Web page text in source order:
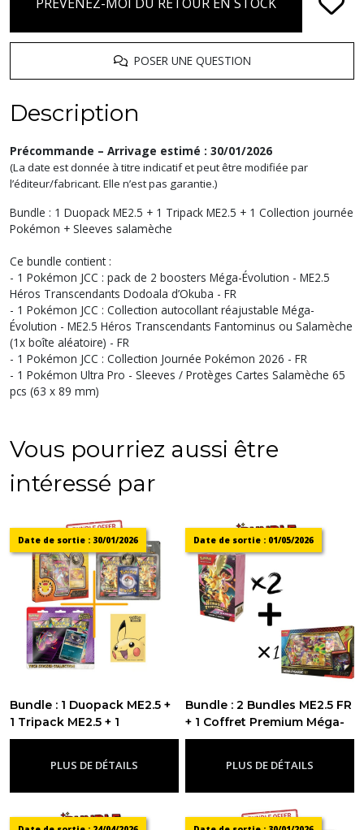
POSER UNE QUESTION
Description
Précommande – Arrivage estimé : 30/01/2026
(La date est donnée à titre indicatif et peut être modifiée par
l’éditeur/fabricant. Elle n’est pas garantie.)
Bundle : 1 Duopack ME2.5 + 1 Tripack ME2.5 + 1 Collection journée
Pokémon + Sleeves salamèche
Ce bundle contient :
- 1 Pokémon JCC : pack de 2 boosters Méga-Évolution - ME2.5
Héros Transcendants Dodoala d’Okuba - FR
- 1 Pokémon JCC : Collection autocollant réajustable Méga-
Évolution - ME2.5 Héros Transcendants Fantominus ou Salamèche
(1x boîte aléatoire) - FR
- 1 Pokémon JCC : Collection Journée Pokémon 2026 - FR
- 1 Pokémon Ultra Pro - Sleeves / Protèges Cartes Salamèche 65
pcs (63 x 89 mm)
Vous pourriez aussi être
intéressé par
Date de sortie : 30/01/2026
Bundle : 1 Duopack ME2.5 +
1 Tripack ME2.5 + 1
Collection journée
Pokémon + Sleeves
Pikachu-Bundle
PLUS DE DÉTAILS
Date de sortie : 01/05/2026
Bundle : 2 Bundles ME2.5 FR
+ 1 Coffret Premium Méga-
Zygarde-ex - FR-Bundle
PLUS DE DÉTAILS